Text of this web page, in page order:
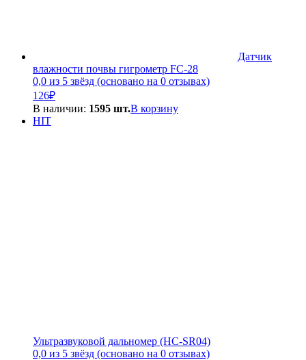
Датчик
влажности почвы гигрометр FC-28
0,0 из 5 звёзд (основано на 0 отзывах)
126₽
В наличии: 1595 шт.В корзину
HIT
Ультразвуковой дальномер (HC-SR04)
0,0 из 5 звёзд (основано на 0 отзывах)